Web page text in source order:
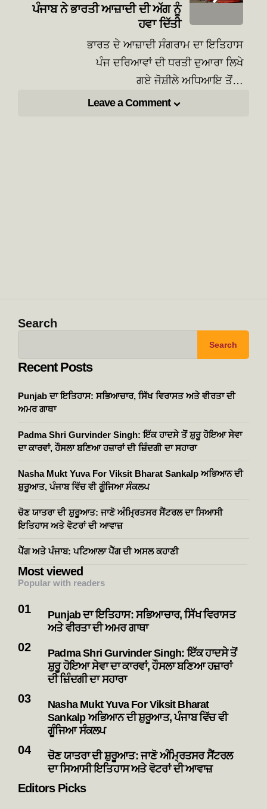
ਪੰਜਾਬ ਨੇ ਭਾਰਤੀ ਆਜ਼ਾਦੀ ਦੀ ਅੱਗ ਨੂੰ
ਹਵਾ ਦਿੱਤੀ
ਭਾਰਤ ਦੇ ਆਜ਼ਾਦੀ ਸੰਗਰਾਮ ਦਾ ਇਤਿਹਾਸ
ਪੰਜ ਦਰਿਆਵਾਂ ਦੀ ਧਰਤੀ ਦੁਆਰਾ ਲਿਖੇ
ਗਏ ਜੋਸ਼ੀਲੇ ਅਧਿਆਇ ਤੋਂ…
Leave a Comment
Search
Search
Recent Posts
Punjab ਦਾ ਇਤਿਹਾਸ: ਸਭਿਆਚਾਰ, ਸਿੱਖ ਵਿਰਾਸਤ ਅਤੇ ਵੀਰਤਾ ਦੀ
ਅਮਰ ਗਾਥਾ
Padma Shri Gurvinder Singh: ਇੱਕ ਹਾਦਸੇ ਤੋਂ ਸ਼ੁਰੂ ਹੋਇਆ ਸੇਵਾ
ਦਾ ਕਾਰਵਾਂ, ਹੌਸਲਾ ਬਣਿਆ ਹਜ਼ਾਰਾਂ ਦੀ ਜ਼ਿੰਦਗੀ ਦਾ ਸਹਾਰਾ
Nasha Mukt Yuva For Viksit Bharat Sankalp ਅਭਿਆਨ ਦੀ
ਸ਼ੁਰੂਆਤ, ਪੰਜਾਬ ਵਿੱਚ ਵੀ ਗੂੰਜਿਆ ਸੰਕਲਪ
ਚੋਣ ਯਾਤਰਾ ਦੀ ਸ਼ੁਰੂਆਤ: ਜਾਣੋ ਅੰਮ੍ਰਿਤਸਰ ਸੈਂਟਰਲ ਦਾ ਸਿਆਸੀ
ਇਤਿਹਾਸ ਅਤੇ ਵੋਟਰਾਂ ਦੀ ਆਵਾਜ਼
ਪੈੱਗ ਅਤੇ ਪੰਜਾਬ: ਪਟਿਆਲਾ ਪੈੱਗ ਦੀ ਅਸਲ ਕਹਾਣੀ
Most viewed
Popular with readers
Punjab ਦਾ ਇਤਿਹਾਸ: ਸਭਿਆਚਾਰ, ਸਿੱਖ ਵਿਰਾਸਤ
ਅਤੇ ਵੀਰਤਾ ਦੀ ਅਮਰ ਗਾਥਾ
Padma Shri Gurvinder Singh: ਇੱਕ ਹਾਦਸੇ ਤੋਂ
ਸ਼ੁਰੂ ਹੋਇਆ ਸੇਵਾ ਦਾ ਕਾਰਵਾਂ, ਹੌਸਲਾ ਬਣਿਆ ਹਜ਼ਾਰਾਂ
ਦੀ ਜ਼ਿੰਦਗੀ ਦਾ ਸਹਾਰਾ
Nasha Mukt Yuva For Viksit Bharat
Sankalp ਅਭਿਆਨ ਦੀ ਸ਼ੁਰੂਆਤ, ਪੰਜਾਬ ਵਿੱਚ ਵੀ
ਗੂੰਜਿਆ ਸੰਕਲਪ
ਚੋਣ ਯਾਤਰਾ ਦੀ ਸ਼ੁਰੂਆਤ: ਜਾਣੋ ਅੰਮ੍ਰਿਤਸਰ ਸੈਂਟਰਲ
ਦਾ ਸਿਆਸੀ ਇਤਿਹਾਸ ਅਤੇ ਵੋਟਰਾਂ ਦੀ ਆਵਾਜ਼
Editors Picks